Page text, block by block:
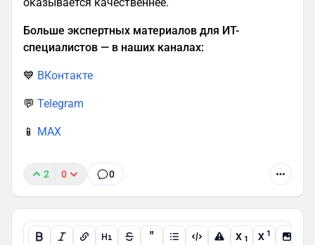
Больше экспертных материалов для ИТ-
специалистов — в наших каналах:
💙 ВКонтакте
💬 Telegram
📱 MAX
2 0 0
" X 1 X 1